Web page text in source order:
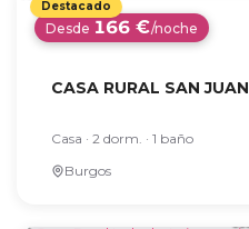
Desde 166 €/noche
CASA RURAL SAN JUAN
Casa · 2 dorm. · 1 baño
Burgos